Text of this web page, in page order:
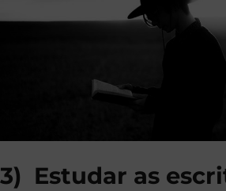
3) Estudar as